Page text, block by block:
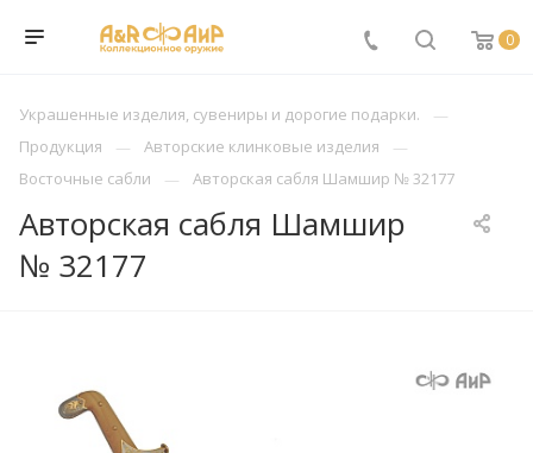
0
Украшенные изделия, сувениры и дорогие подарки.
Продукция
Авторские клинковые изделия
Восточные сабли
Авторская сабля Шамшир № 32177
Авторская сабля Шамшир
№ 32177